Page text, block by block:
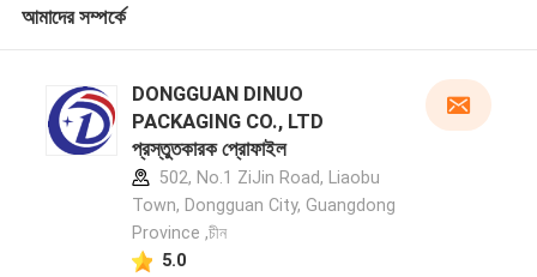
আমাদের সম্পর্কে
DONGGUAN DINUO
PACKAGING CO., LTD
প্রস্তুতকারক প্রোফাইল
502, No.1 ZiJin Road, Liaobu
Town, Dongguan City, Guangdong
Province ,চীন
5.0